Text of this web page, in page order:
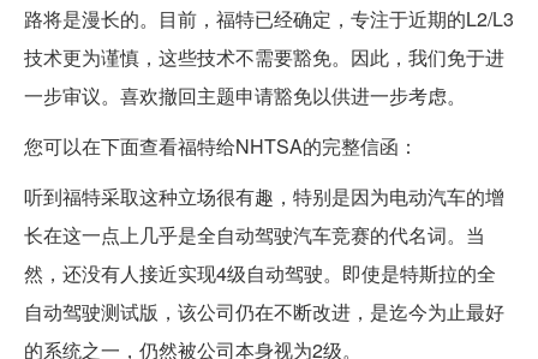
路将是漫长的。目前，福特已经确定，专注于近期的L2/L3
技术更为谨慎，这些技术不需要豁免。因此，我们免于进
一步审议。喜欢撤回主题申请豁免以供进一步考虑。
您可以在下面查看福特给NHTSA的完整信函：
听到福特采取这种立场很有趣，特别是因为电动汽车的增
长在这一点上几乎是全自动驾驶汽车竞赛的代名词。当
然，还没有人接近实现4级自动驾驶。即使是特斯拉的全
自动驾驶测试版，该公司仍在不断改进，是迄今为止最好
的系统之一，仍然被公司本身视为2级。